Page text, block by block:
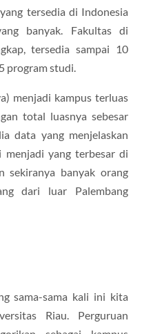
tersedia di Indonesia
banyak. Fakultas di
tersedia sampai 10
program studi.
menjadi kampus terluas
total luasnya sebesar
data yang menjelaskan
yang terbesar di
sekiranya banyak orang
dari luar Palembang
sama-sama kali ini kita
Riau. Perguruan